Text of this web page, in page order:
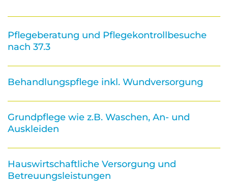
Pflegeberatung und Pflegekontrollbesuche
nach 37.3
Behandlungspflege inkl. Wundversorgung
Grundpflege wie z.B. Waschen, An- und
Auskleiden
Hauswirtschaftliche Versorgung und
Betreuungsleistungen